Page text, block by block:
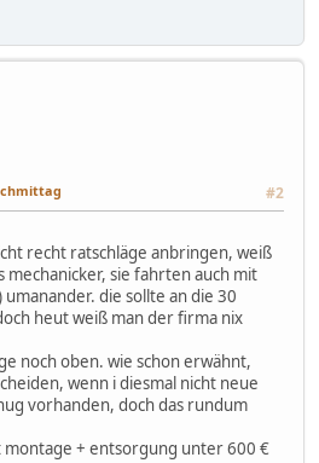
#2
recht ratschläge anbringen, weiß
mechanicker, sie fahrten auch mit
die sollte an die 30
heut weiß man der firma nix
noch oben. wie schon erwähnt,
wenn i diesmal nicht neue
vorhanden, doch das rundum
montage + entsorgung unter 600 €